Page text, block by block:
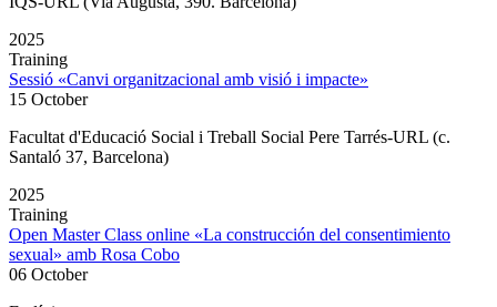
2025
Training
Sessió «Canvi organitzacional amb visió i impacte»
15 October
Facultat d'Educació Social i Treball Social Pere Tarrés-URL (c.
Santaló 37, Barcelona)
2025
Training
Open Master Class online «La construcción del consentimiento
sexual» amb Rosa Cobo
06 October